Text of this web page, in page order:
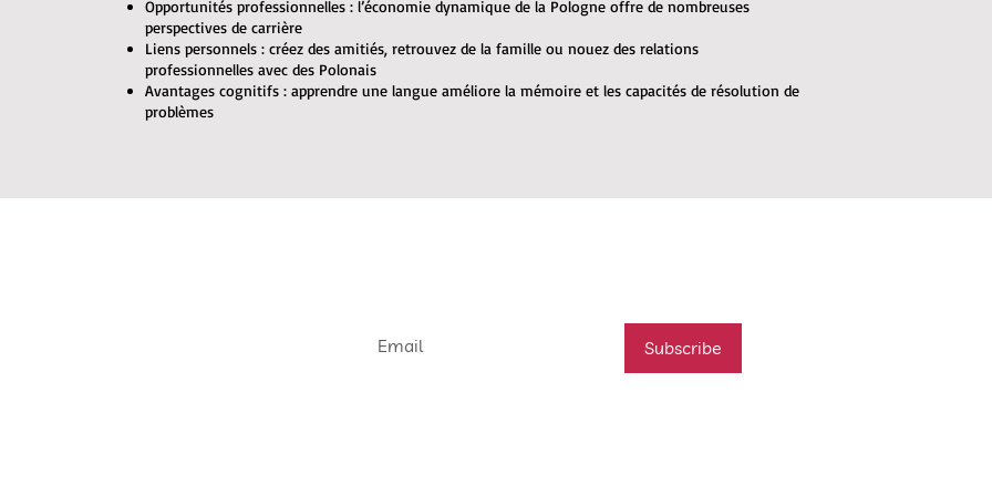
Opportunités professionnelles : l’économie dynamique de la Pologne offre de nombreuses
perspectives de carrière
Liens personnels : créez des amitiés, retrouvez de la famille ou nouez des relations
professionnelles avec des Polonais
Avantages cognitifs : apprendre une langue améliore la mémoire et les capacités de résolution de
problèmes
Subscribe